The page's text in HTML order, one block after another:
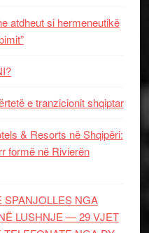
atdheut si hermeneutikë
e tranzicionit shqiptar
& Resorts në Shqipëri:
formë në Rivierën
SPANJOLLES NGA
LUSHNJE — 29 VJET